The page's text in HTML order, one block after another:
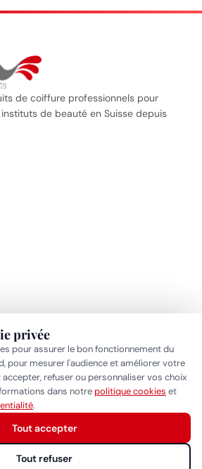
de coiffure professionnels pour
de beauté en Suisse depuis
privée
pour assurer le bon fonctionnement du
pour mesurer l'audience et améliorer votre
accepter, refuser ou personnaliser vos choix
dans notrepolitique cookies et
.
Tout refuser
Tout accepter
sous quelques heures
Démarrer la conversation